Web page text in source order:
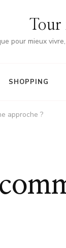
Tour
pour mieux
SHOPPING
approche ?